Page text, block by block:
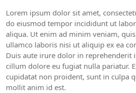
Lorem ipsum dolor sit amet,
do eiusmod tempor incididunt ut
aliqua. Ut enim ad minim veniam,
ullamco laboris nisi ut aliquip ex ea
Duis aute irure dolor in reprehenderit
cillum dolore eu fugiat nulla pariatur.
cupidatat non proident, sunt in culpa
mollit anim id est.